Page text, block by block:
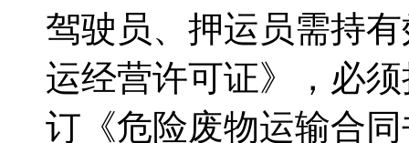
驾驶员、押运员需持
运经营许可证》，必
订《危险废物运输合